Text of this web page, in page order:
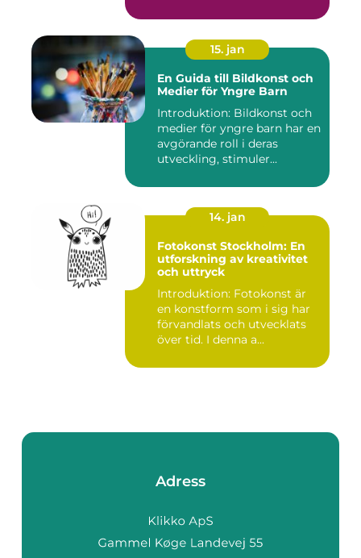
15. jan
En Guida till Bildkonst och
Medier för Yngre Barn
Introduktion: Bildkonst och
medier för yngre barn har en
avgörande roll i deras
utveckling, stimuler...
14. jan
Fotokonst Stockholm: En
utforskning av kreativitet
och uttryck
Introduktion: Fotokonst är
en konstform som i sig har
förvandlats och utvecklats
över tid. I denna a...
Adress